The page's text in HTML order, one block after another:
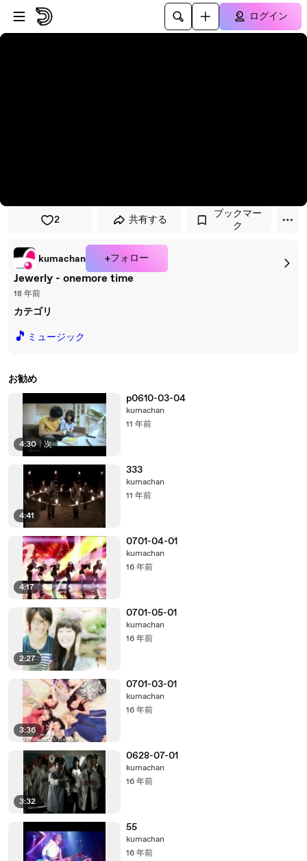
プレイヤーにスキップ
メインコンテンツにスキップ
ログイン
2 共有する
ブックマー
ク
kumachan +フォロー
Jewerly - onemore time
18 年前
カテゴリ
🎵 ミュージック
お勧め
4:30 | 次
p0610-03-04
kumachan
11 年前
4:41
333
kumachan
11 年前
4:17
0701-04-01
kumachan
16 年前
2:27
0701-05-01
kumachan
16 年前
3:36
0701-03-01
kumachan
16 年前
3:32
0628-07-01
kumachan
16 年前
55
kumachan
16 年前